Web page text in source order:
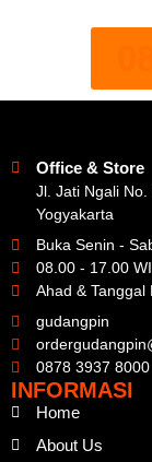
Office & Store
Jl. Jati Ngali No.
Yogyakarta
Buka Senin -
08.00 - 17.00
Ahad & Tanggal
gudangpin
0878 3937 8000
INFORMASI
Home
About Us